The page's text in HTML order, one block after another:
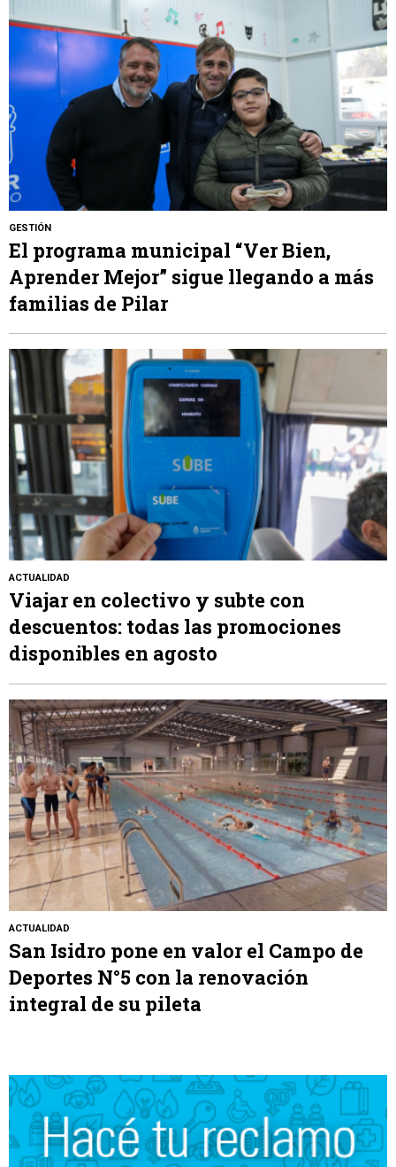
GESTIÓN
El programa municipal “Ver Bien,
Aprender Mejor” sigue llegando a más
familias de Pilar
ACTUALIDAD
Viajar en colectivo y subte con
descuentos: todas las promociones
disponibles en agosto
ACTUALIDAD
San Isidro pone en valor el Campo de
Deportes N°5 con la renovación
integral de su pileta